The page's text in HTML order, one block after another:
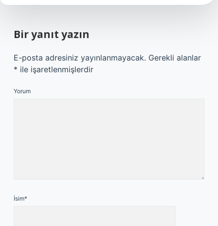
Bir yanıt yazın
E-posta adresiniz yayınlanmayacak. Gerekli alanlar
* ile işaretlenmişlerdir
Yorum
İsim*